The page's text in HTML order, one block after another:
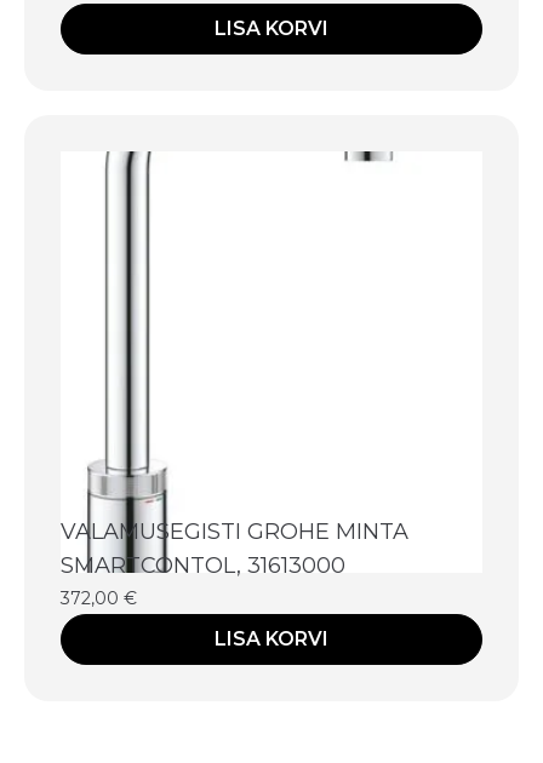
LISA KORVI
VALAMUSEGISTI GROHE MINTA
SMARTCONTOL, 31613000
372,00 €
LISA KORVI